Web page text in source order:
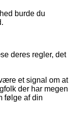
burde du
deres regler, det
et signal om at
der har megen
følge af din